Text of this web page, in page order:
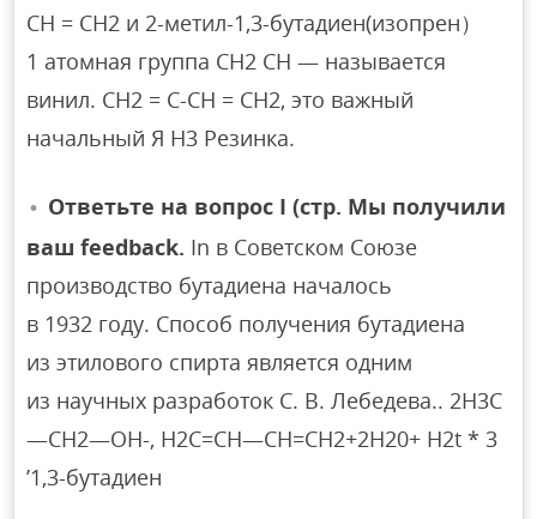
CH = CH2 и 2-метил-1,3-бутадиен(изопрен）
1 атомная группа CH2 CH — называется
винил. CH2 = C-CH = CH2, это важный
начальный Я H3 Резинка.
Ответьте на вопрос I (стр. Мы получили
ваш feedback. In в Советском Союзе
производство бутадиена началось
в 1932 году. Способ получения бутадиена
из этилового спирта является одним
из научных разработок С. В. Лебедева.. 2Н3С
—СН2—ОН-, Н2С=СН—СН=СН2+2Н20+ H2t * 3
’1,3-бутадиен